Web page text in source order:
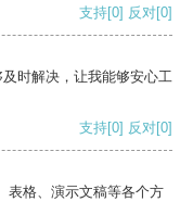
支持[0] 反对[0]
时解决，让我能够安心工
支持[0] 反对[0]
表格、演示文稿等各个方